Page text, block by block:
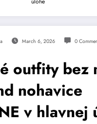
March 6, 2026 0
outfity bez
nohavice
v hlavnej